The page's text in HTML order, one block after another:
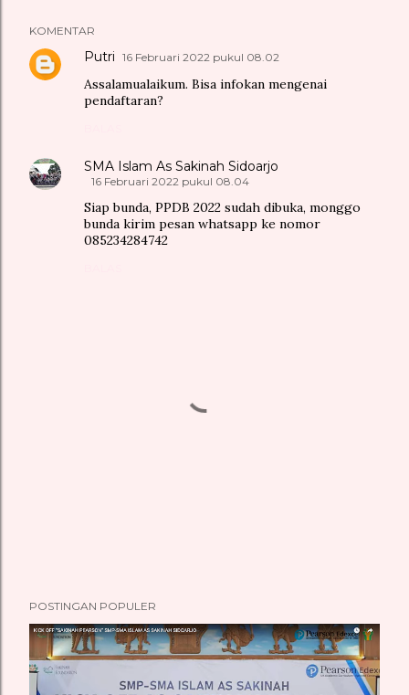
KOMENTAR
Putri 16 Februari 2022 pukul 08.02
Assalamualaikum. Bisa infokan mengenai
pendaftaran?
SMA Islam As Sakinah Sidoarjo
16 Februari 2022 pukul 08.04
Siap bunda, PPDB 2022 sudah dibuka, monggo
bunda kirim pesan whatsapp ke nomor
085234284742
o
s
t
POSTINGAN POPULER